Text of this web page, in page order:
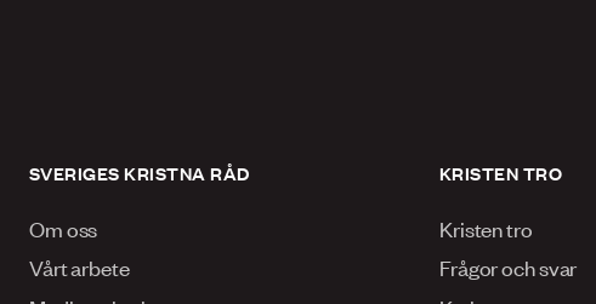
SVERIGES KRISTNA RÅD
Om oss
Vårt arbete
KRISTEN TRO
Kristen tro
Frågor och svar